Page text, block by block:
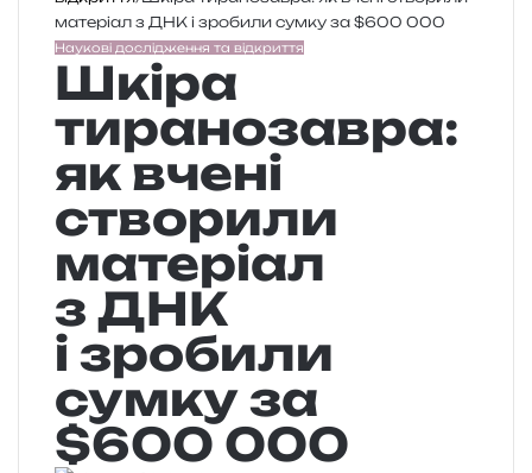
матеріал з ДНК і зробили сумку за $600 000
Наукові дослідження та відкриття
Шкіра
тиранозавра:
як вчені
створили
матеріал
з ДНК
і зробили
сумку за
$600 000